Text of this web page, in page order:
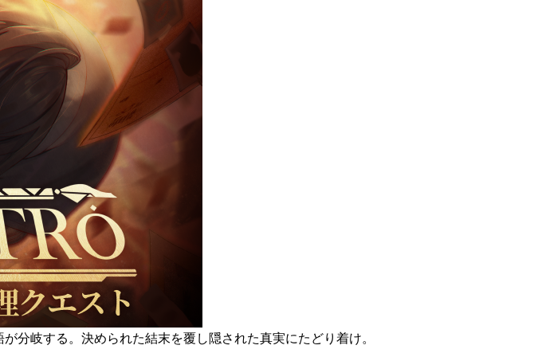
分岐する。決められた結末を覆し隠された真実にたどり着け。